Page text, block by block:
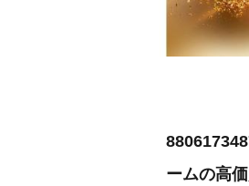
ームの高